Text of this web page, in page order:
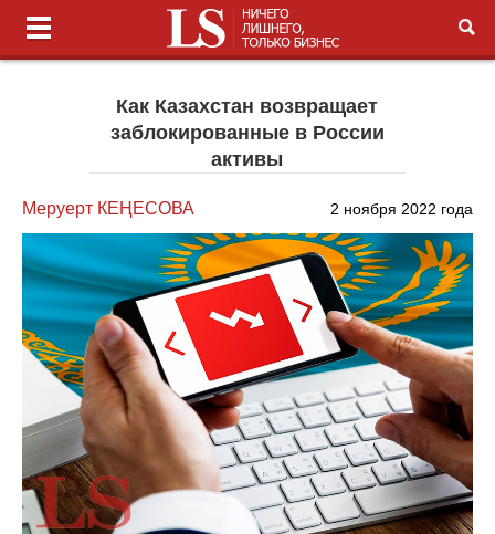
Как Казахстан возвращает
заблокированные в России
активы
Меруерт КЕҢЕСОВА 2 ноября 2022 года